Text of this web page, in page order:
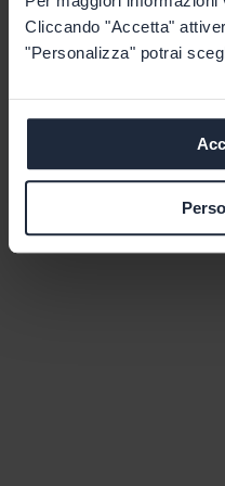
Cliccando "Accetta"
"Personalizza" potrai